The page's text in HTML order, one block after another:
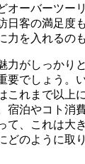
オーバーツー
日客の満足度
力を入れるの
力がしっかり
要でしょう。
これまで以上
宿泊やコト消
て、これは大
どのように取